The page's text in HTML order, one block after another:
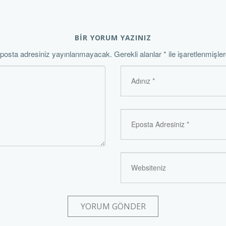
BİR YORUM YAZINIZ
adresiniz yayınlanmayacak. Gerekli alanlar* ile